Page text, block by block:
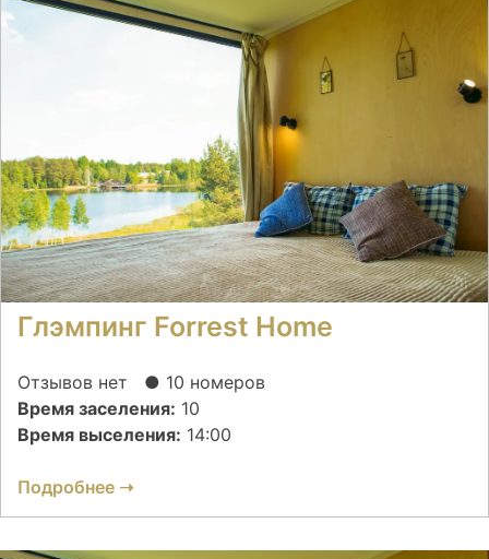
Глэмпинг Forrest Home
Отзывов нет
● 10 номеров
Время заселения: 10
Время выселения: 14:00
Подробнее ➝